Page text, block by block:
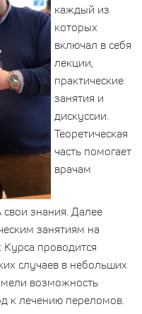
каждый из
которых
включал в себя
лекции,
практические
занятия и
дискуссии.
Теоретическая
часть помогает
врачам
знания. Далее
занятиям на
проводится
случаев в небольших
возможность
к лечению переломов.